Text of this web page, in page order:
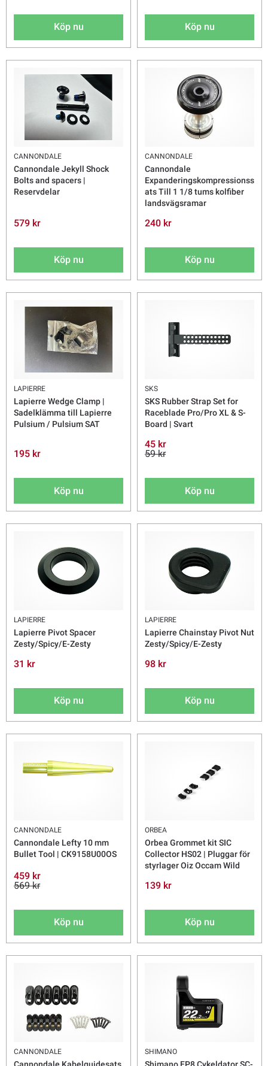
Köp nu Köp nu
CANNONDALE
Cannondale Jekyll Shock
Bolts and spacers |
Reservdelar
579 kr
Köp nu
CANNONDALE
Cannondale
Expanderingskompressionss
ats Till 1 1/8 tums kolfiber
landsvägsramar
240 kr
Köp nu
LAPIERRE
Lapierre Wedge Clamp |
Sadelklämma till Lapierre
Pulsium / Pulsium SAT
195 kr
Köp nu
SKS
SKS Rubber Strap Set for
Raceblade Pro/Pro XL & S-
Board | Svart
45 kr
59 kr
Köp nu
LAPIERRE
Lapierre Pivot Spacer
Zesty/Spicy/E-Zesty
31 kr
Köp nu
LAPIERRE
Lapierre Chainstay Pivot Nut
Zesty/Spicy/E-Zesty
98 kr
Köp nu
CANNONDALE
Cannondale Lefty 10 mm
Bullet Tool | CK9158U00OS
459 kr
569 kr
Köp nu
ORBEA
Orbea Grommet kit SIC
Collector HS02 | Pluggar för
styrlager Oiz Occam Wild
139 kr
Köp nu
CANNONDALE
Cannondale Kabelguidesats
SHIMANO
Shimano EP8 Cykeldator SC-